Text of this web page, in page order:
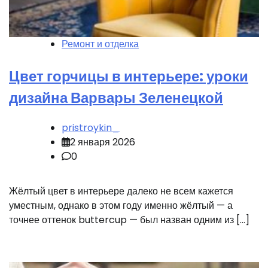
Ремонт и отделка
Цвет горчицы в интерьере: уроки
дизайна Варвары Зеленецкой
pristroykin_
2 января 2026
0
Жёлтый цвет в интерьере далеко не всем кажется
уместным, однако в этом году именно жёлтый — а
точнее оттенок buttercup — был назван одним из […]